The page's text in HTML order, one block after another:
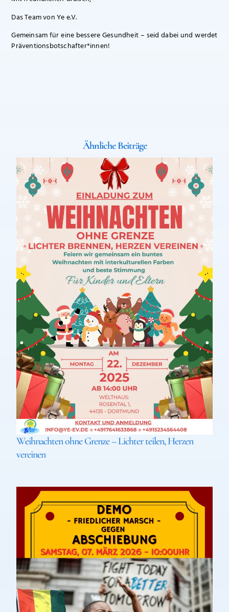
Das Team von Ye e.V.
Gemeinsam für eine bessere Gesundheit – seid dabei und werdet
Präventionsbotschafter*innen!
Ähnliche Beiträge
Weihnachten ohne Grenze – Lichter teilen, Herzen
vereinen